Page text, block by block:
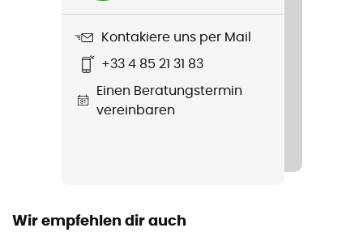
Wasserdichtigkeit
Kontakiere uns per Mail
+33 4 85 21 31 83
Einen Beratungstermin
vereinbaren
Wir empfehlen dir auch